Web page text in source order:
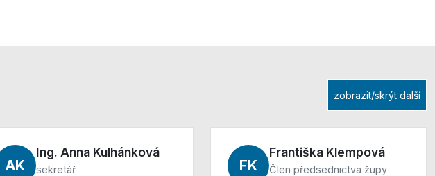
zobrazit/skrýt další
AK
Ing. Anna Kulhánková
sekretář FK
Františka Klempová
Člen předsednictva župy